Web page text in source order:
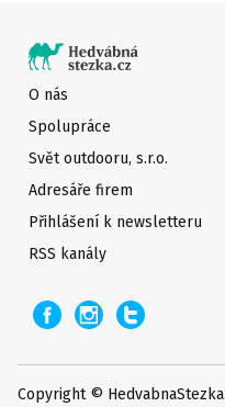
O nás
Spolupráce
Svět outdooru, s.r.o.
Adresáře firem
Přihlášení k newsletteru
RSS kanály
Copyright ©